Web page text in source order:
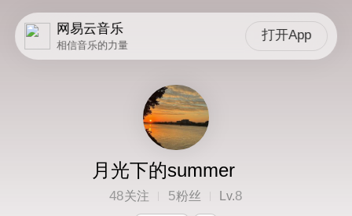
网易云音乐
相信音乐的力量
打开App
月光下的summer
48关注 5粉丝 Lv.8